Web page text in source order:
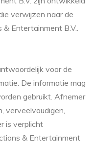
verwijzen naar de
Entertainment B.V..
voor de
De informatie mag
gebruikt. Afnemer
verveelvoudigen,
is verplicht
& Entertainment